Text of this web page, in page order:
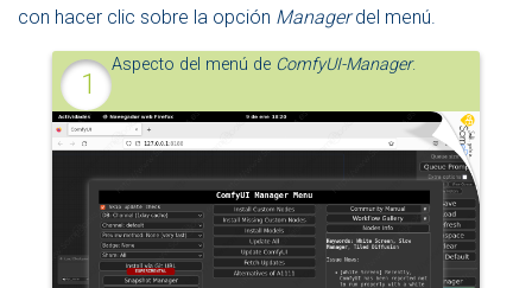
con hacer clic sobre la opción Managerdel menú.
Aspecto del menú de ComfyUI-Manager.